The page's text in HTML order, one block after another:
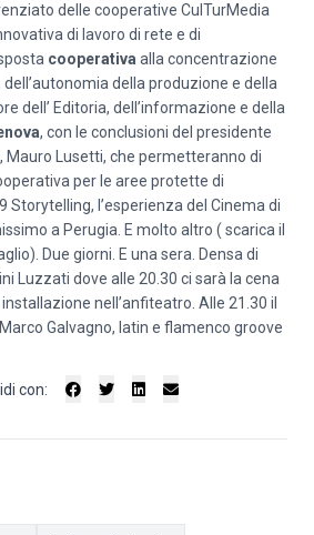
delle cooperative CulTurMedia
di lavoro di rete e di
cooperativa alla concentrazione
della produzione e della
dell’ Editoria, dell’informazione e della
, con le conclusioni del presidente
Mauro Lusetti, che permetteranno di
per le aree protette di
Storytelling, l’esperienza del Cinema di
a Perugia. E molto altro ( scarica il
Due giorni. E una sera. Densa di
Luzzati dove alle 20.30 ci sarà la cena
nell’anfiteatro. Alle 21.30 il
Galvagno, latin e flamenco groove
con: